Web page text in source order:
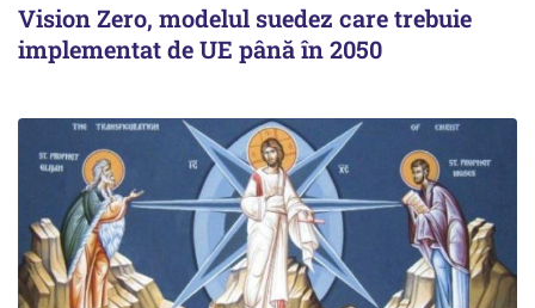
Vision Zero, modelul suedez care trebuie
implementat de UE până în 2050